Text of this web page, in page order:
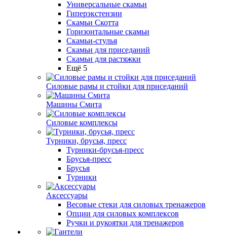
Универсальные скамьи
Гиперэкстензии
Скамьи Скотта
Горизонтальные скамьи
Скамьи-стулья
Скамьи для приседаний
Скамьи для растяжки
Ещё 5
Силовые рамы и стойки для приседаний
Машины Смита
Силовые комплексы
Турники, брусья, пресс
Турники-брусья-пресс
Брусья-пресс
Брусья
Турники
Аксессуары
Весовые стеки для силовых тренажеров
Опции для силовых комплексов
Ручки и рукоятки для тренажеров